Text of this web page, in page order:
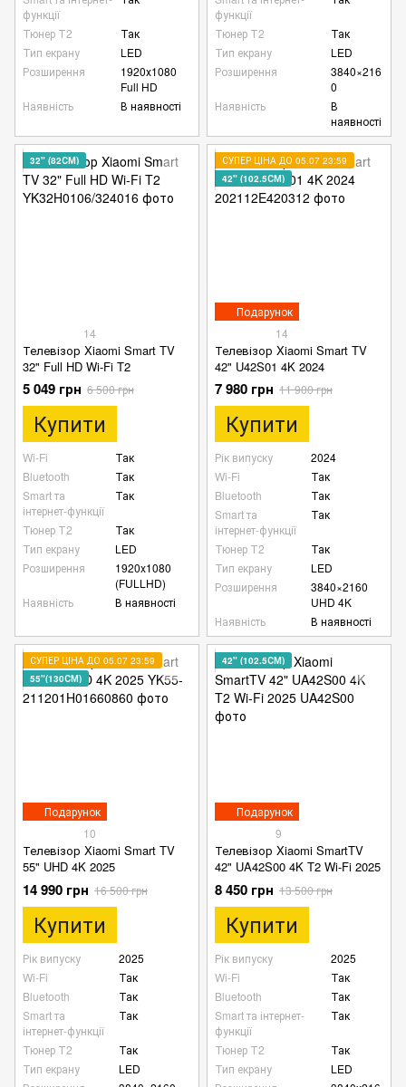
функції
Тюнер Т2
Так
Тип екрану
LED
Розширення
1920х1080
Full HD
Наявність
В наявності
функції
Тюнер Т2
Так
Тип екрану
LED
Розширення
3840×216
0
Наявність
В
наявності
32" (82СМ)
14
Телевізор Xiaomi Smart TV
32" Full HD Wi-Fi T2
5 049 грн 6 500 грн
Купити
Wi-Fi
Так
Bluetooth
Так
Smart та
інтернет-функції
Так
Тюнер Т2
Так
Тип екрану
LED
Розширення
1920x1080
(FULLHD)
Наявність
В наявності
Подарунок
СУПЕР ЦІНА ДО 05.07 23:59
42" (102.5СМ)
14
Телевізор Xiaomi Smart TV
42" U42S01 4K 2024
7 980 грн 11 900 грн
Купити
Рік випуску
2024
Wi-Fi
Так
Bluetooth
Так
Smart та
інтернет-функції
Так
Тюнер Т2
Так
Тип екрану
LED
Розширення
3840×2160
UHD 4K
Наявність
В наявності
Подарунок
СУПЕР ЦІНА ДО 05.07 23:59
55"(130СМ)
10
Телевізор Xiaomi Smart TV
55" UHD 4K 2025
14 990 грн 16 500 грн
Купити
Рік випуску
2025
Wi-Fi
Так
Bluetooth
Так
Smart та
інтернет-функції
Так
Тюнер Т2
Так
Тип екрану
LED
Подарунок
42" (102.5СМ)
9
Телевізор Xiaomi SmartTV
42" UA42S00 4K T2 Wi-Fi 2025
8 450 грн 13 500 грн
Купити
Рік випуску
2025
Wi-Fi
Так
Bluetooth
Так
Smart та інтернет-
функції
Так
Тюнер Т2
Так
Тип екрану
LED